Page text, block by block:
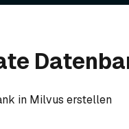
in Milvus erstellen